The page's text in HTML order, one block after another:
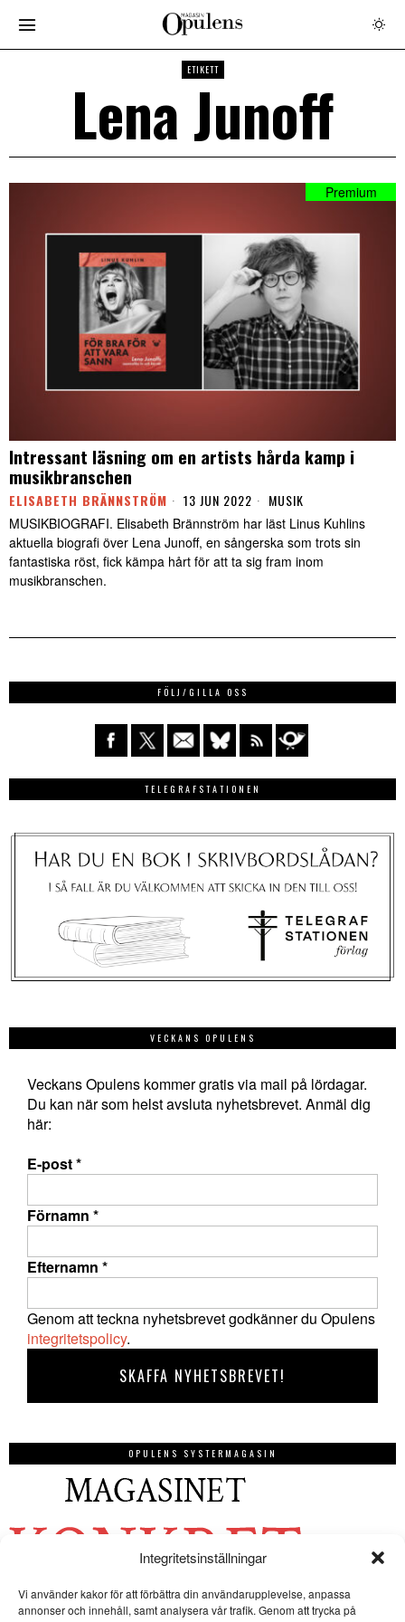
Integritetsinställningar
Vi använder kakor för att förbättra din användarupplevelse, anpassa
annonser och innehåll, samt analysera vår trafik. Genom att trycka på
ETIKETT
Lena Junoff
Intressant läsning om en artists hårda kamp i
musikbranschen
ELISABETH BRÄNNSTRÖM 13 JUN 2022 MUSIK
MUSIKBIOGRAFI. Elisabeth Brännström har läst Linus Kuhlins
aktuella biografi över Lena Junoff, en sångerska som trots sin
fantastiska röst, fick kämpa hårt för att ta sig fram inom
musikbranschen.
FÖLJ/GILLA OSS
TELEGRAFSTATIONEN
VECKANS OPULENS
Veckans Opulens kommer gratis via mail på lördagar.
Du kan när som helst avsluta nyhetsbrevet. Anmäl dig
här:
E-post*
Förnamn *
Efternamn *
Genom att teckna nyhetsbrevet godkänner du Opulens
integritetspolicy.
OPULENS SYSTERMAGASIN